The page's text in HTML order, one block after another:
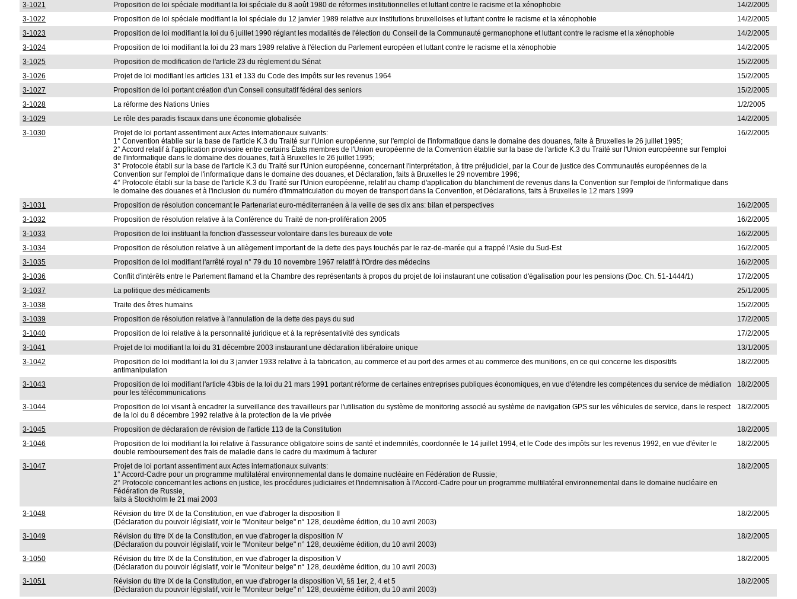
3-1021
Proposition de loi spéciale modifiant la loi spéciale du 8 août 1980 de réformes institutionnelles et luttant contre le racisme et la xénophobie
14/2/2005
3-1022
Proposition de loi spéciale modifiant la loi spéciale du 12 janvier 1989 relative aux institutions bruxelloises et luttant contre le racisme et la xénophobie
14/2/2005
3-1023
Proposition de loi modifiant la loi du 6 juillet 1990 réglant les modalités de l'élection du Conseil de la Communauté germanophone et luttant contre le racisme et la xénophobie
14/2/2005
3-1024
Proposition de loi modifiant la loi du 23 mars 1989 relative à l'élection du Parlement européen et luttant contre le racisme et la xénophobie
14/2/2005
3-1025
Proposition de modification de l'article 23 du règlement du Sénat
15/2/2005
3-1026
Projet de loi modifiant les articles 131 et 133 du Code des impôts sur les revenus 1964
15/2/2005
3-1027
Proposition de loi portant création d'un Conseil consultatif fédéral des seniors
15/2/2005
3-1028
La réforme des Nations Unies
1/2/2005
3-1029
Le rôle des paradis fiscaux dans une économie globalisée
14/2/2005
3-1030
Projet de loi portant assentiment aux Actes internationaux suivants:
1° Convention établie sur la base de l'article K.3 du Traité sur l'Union européenne, sur l'emploi de l'informatique dans le domaine des douanes, faite à Bruxelles le 26 juillet 1995;
2° Accord relatif à l'application provisoire entre certains États membres de l'Union européenne de la Convention établie sur la base de l'article K.3 du Traité sur l'Union européenne sur l'emploi
de l'informatique dans le domaine des douanes, fait à Bruxelles le 26 juillet 1995;
3° Protocole établi sur la base de l'article K.3 du Traité sur l'Union européenne, concernant l'interprétation, à titre préjudiciel, par la Cour de justice des Communautés européennes de la
Convention sur l'emploi de l'informatique dans le domaine des douanes, et Déclaration, faits à Bruxelles le 29 novembre 1996;
4° Protocole établi sur la base de l'article K.3 du Traité sur l'Union européenne, relatif au champ d'application du blanchiment de revenus dans la Convention sur l'emploi de l'informatique dans
le domaine des douanes et à l'inclusion du numéro d'immatriculation du moyen de transport dans la Convention, et Déclarations, faits à Bruxelles le 12 mars 1999
16/2/2005
3-1031 Proposition de résolution concernant le Partenariat euro-méditerranéen à la veille de ses dix ans: bilan et perspectives
16/2/2005
3-1032
Proposition de résolution relative à la Conférence du Traité de non-prolifération 2005
16/2/2005
3-1033
Proposition de loi instituant la fonction d'assesseur volontaire dans les bureaux de vote
16/2/2005
3-1034
Proposition de résolution relative à un allègement important de la dette des pays touchés par le raz-de-marée qui a frappé l'Asie du Sud-Est
16/2/2005
3-1035
Proposition de loi modifiant l'arrêté royal n° 79 du 10 novembre 1967 relatif à l'Ordre des médecins
16/2/2005
3-1036
Conflit d'intérêts entre le Parlement flamand et la Chambre des représentants à propos du projet de loi instaurant une cotisation d'égalisation pour les pensions (Doc. Ch. 51-1444/1)
17/2/2005
3-1037
La politique des médicaments
25/1/2005
3-1038
Traite des êtres humains
15/2/2005
3-1039
Proposition de résolution relative à l'annulation de la dette des pays du sud
17/2/2005
3-1040
Proposition de loi relative à la personnalité juridique et à la représentativité des syndicats
17/2/2005
3-1041
Projet de loi modifiant la loi du 31 décembre 2003 instaurant une déclaration libératoire unique
13/1/2005
3-1042
Proposition de loi modifiant la loi du 3 janvier 1933 relative à la fabrication, au commerce et au port des armes et au commerce des munitions, en ce qui concerne les dispositifs
antimanipulation
18/2/2005
3-1043
Proposition de loi modifiant l'article 43bis de la loi du 21 mars 1991 portant réforme de certaines entreprises publiques économiques, en vue d'étendre les compétences du service de médiation
pour les télécommunications
18/2/2005
3-1044
Proposition de loi visant à encadrer la surveillance des travailleurs par l'utilisation du système de monitoring associé au système de navigation GPS sur les véhicules de service, dans le respect
de la loi du 8 décembre 1992 relative à la protection de la vie privée
18/2/2005
3-1045 Proposition de déclaration de révision de l'article 113 de la Constitution
18/2/2005
3-1046
Proposition de loi modifiant la loi relative à l'assurance obligatoire soins de santé et indemnités, coordonnée le 14 juillet 1994, et le Code des impôts sur les revenus 1992, en vue d'éviter le
double remboursement des frais de maladie dans le cadre du maximum à facturer
18/2/2005
3-1047
Projet de loi portant assentiment aux Actes internationaux suivants:
1° Accord-Cadre pour un programme multilatéral environnemental dans le domaine nucléaire en Fédération de Russie;
2° Protocole concernant les actions en justice, les procédures judiciaires et l'indemnisation à l'Accord-Cadre pour un programme multilatéral environnemental dans le domaine nucléaire en
Fédération de Russie,
faits à Stockholm le 21 mai 2003
18/2/2005
3-1048
Révision du titre IX de la Constitution, en vue d'abroger la disposition II
(Déclaration du pouvoir législatif, voir le "Moniteur belge" n° 128, deuxième édition, du 10 avril 2003)
18/2/2005
3-1049
Révision du titre IX de la Constitution, en vue d'abroger la disposition IV
(Déclaration du pouvoir législatif, voir le "Moniteur belge" n° 128, deuxième édition, du 10 avril 2003)
18/2/2005
3-1050
Révision du titre IX de la Constitution, en vue d'abroger la disposition V
(Déclaration du pouvoir législatif, voir le "Moniteur belge" n° 128, deuxième édition, du 10 avril 2003)
18/2/2005
3-1051
Révision du titre IX de la Constitution, en vue d'abroger la disposition VI, §§ 1er, 2, 4 et 5
(Déclaration du pouvoir législatif, voir le "Moniteur belge" n° 128, deuxième édition, du 10 avril 2003)
18/2/2005